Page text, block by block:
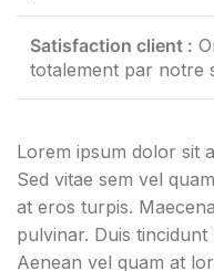
Satisfaction client :
totalement par notre
Lorem ipsum dolor sit
Sed vitae sem vel
at eros turpis.
pulvinar. Duis tincidunt
Aenean vel quam at